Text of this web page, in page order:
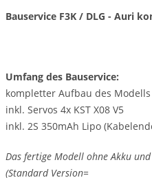
Bauservice F3K / DLG - Auri
Umfang des Bauservice:
kompletter Aufbau des Modells
inkl. Servos 4x KST X08 V5
inkl. 2S 350mAh Lipo
Das fertige Modell ohne Akku
(Standard Version=